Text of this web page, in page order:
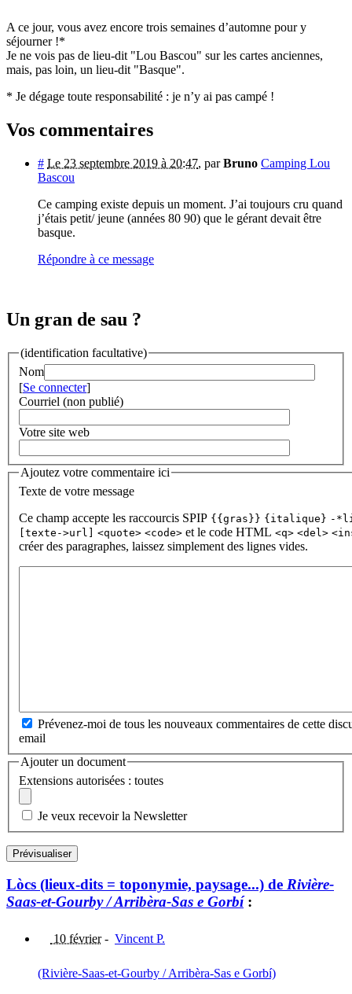
A ce jour, vous avez encore trois semaines d’automne pour y
séjourner !*
Je ne vois pas de lieu-dit "Lou Bascou" sur les cartes anciennes,
mais, pas loin, un lieu-dit "Basque".
* Je dégage toute responsabilité : je n’y ai pas campé !
Vos commentaires
# Le 23 septembre 2019 à 20:47, parBruno Camping Lou
Bascou
Ce camping existe depuis un moment. J’ai toujours cru quand
j’étais petit/ jeune (années 80 90) que le gérant devait être
basque.
Répondre à ce message
Un gran de sau ?
(identification facultative)
Nom
[Se connecter]
Courriel (non publié)
Votre site web
Ajoutez votre commentaire ici
Texte de votre message
Ce champ accepte les raccourcis SPIP {{gras}} {italique} -
[texte->url]
<quote> <code> et le code HTML <q> <del>
créer des paragraphes, laissez simplement des lignes vides.
Prévenez-moi de tous les nouveaux commentaires de cette
email
Ajouter un document
Extensions autorisées : toutes
Je veux recevoir la Newsletter
Lòcs (lieux-dits = toponymie, paysage...) de Rivière-
Saas-et-Gourby / Arribèra-Sas e Gorbí:
10 février- Vincent P.
(Rivière-Saas-et-Gourby / Arribèra-Sas e Gorbí)